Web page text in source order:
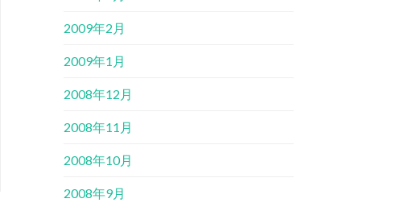
2009年2月
2009年1月
2008年12月
2008年11月
2008年10月
2008年9月